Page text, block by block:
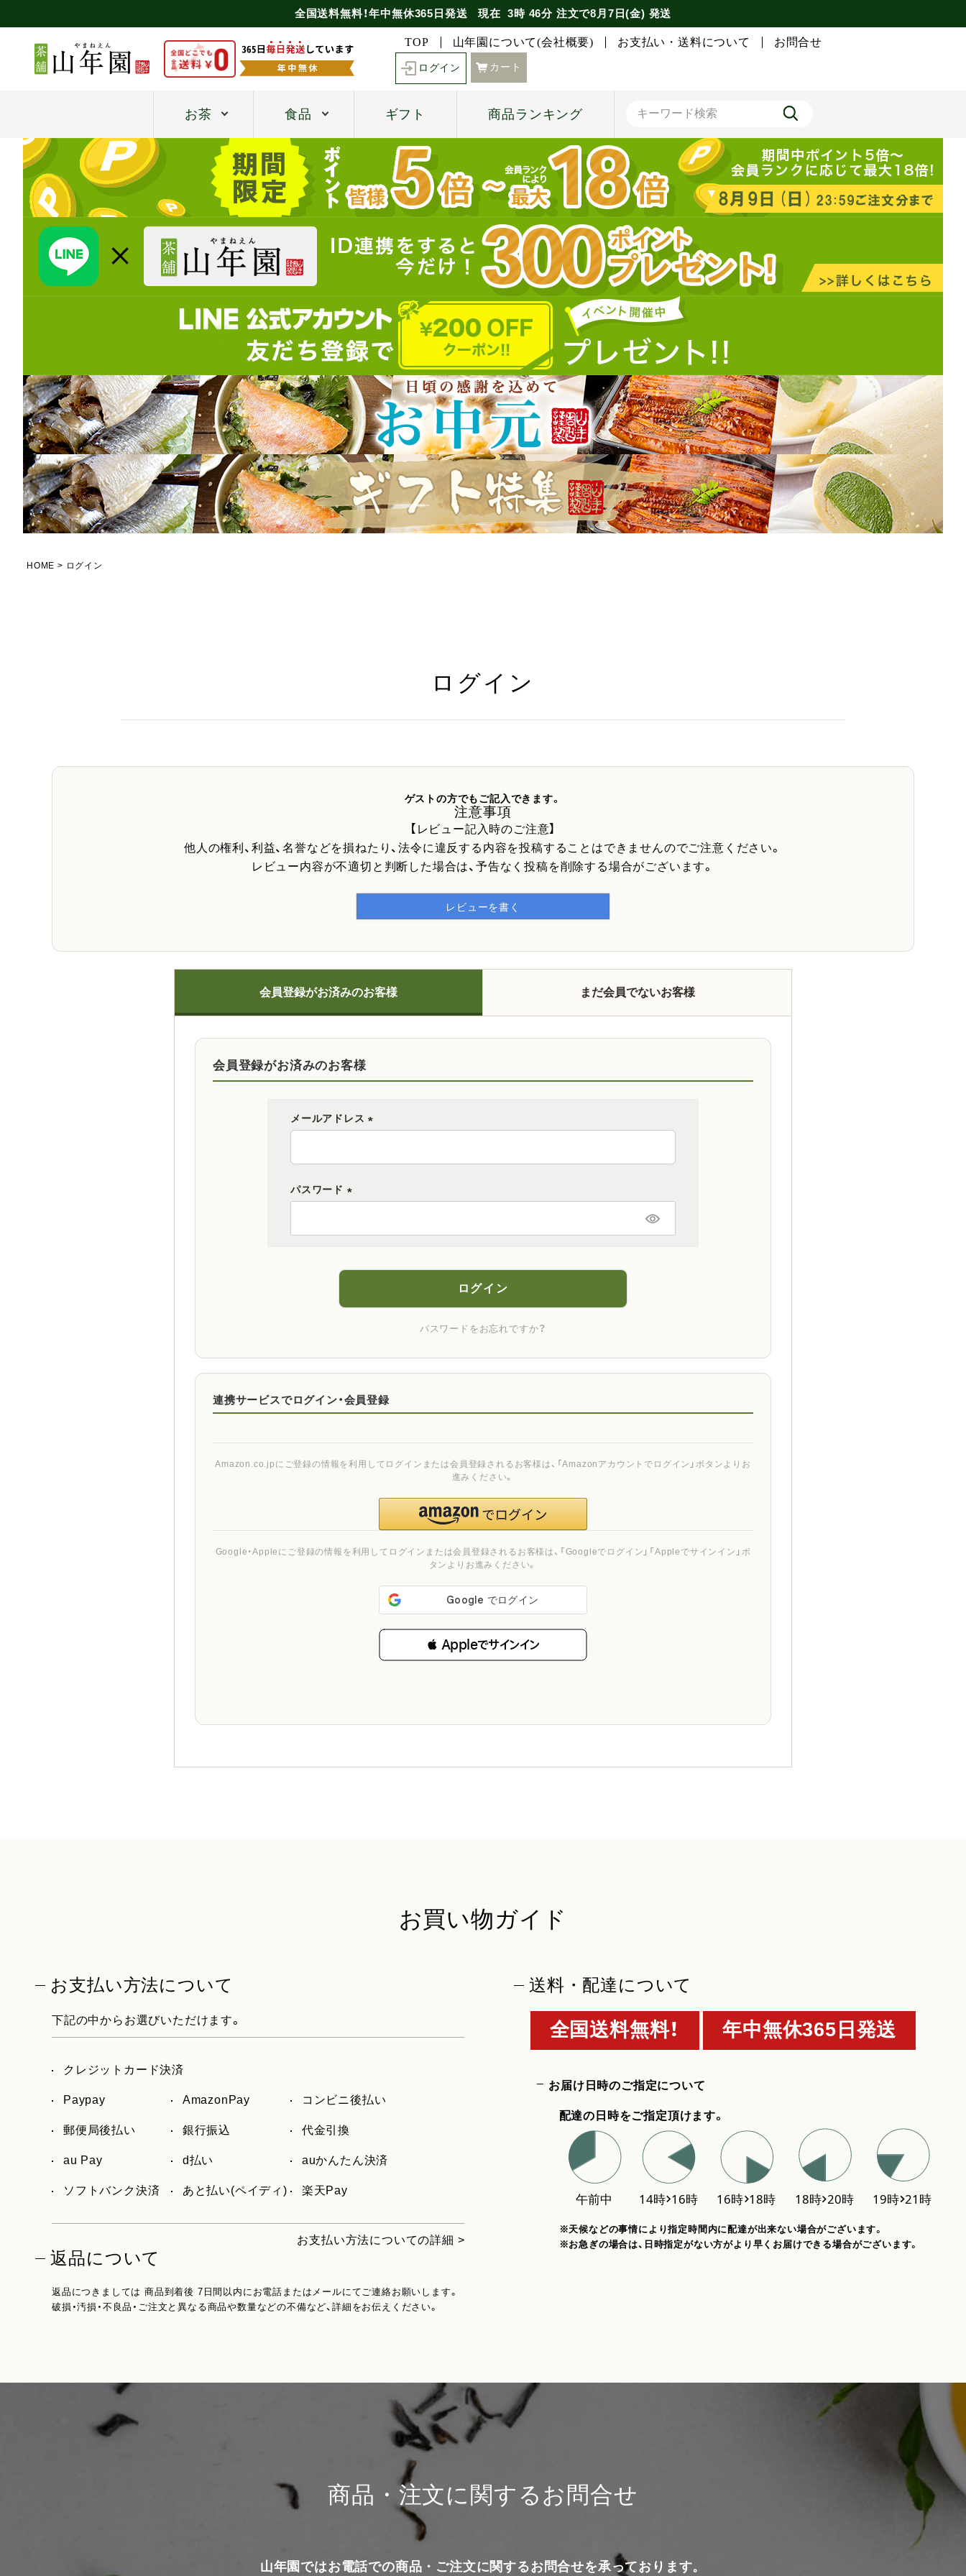
全国送料無料！年中無休365日発送 現在 3時 46分注文で8月7日(金) 発送
TOP 山年園について(会社概要) お支払い・送料について お問合せ
ログイン カート
お茶 食品 ギフト 商品ランキング
HOME ログイン
ログイン
ゲストの方でもご記入できます。
注意事項
【レビュー記入時のご注意】
他人の権利、利益、名誉などを損ねたり、法令に違反する内容を投稿することはできませんのでご注意ください。
レビュー内容が不適切と判断した場合は、予告なく投稿を削除する場合がございます。
レビューを書く
会員登録がお済みのお客様 まだ会員でないお客様
会員登録がお済みのお客様
メールアドレス
パスワード
ログイン
パスワードをお忘れですか？
連携サービスでログイン・会員登録
 Appleでサインイン
Google・Appleにご登録の情報を利用してログインまたは会員登録されるお客様は、「Googleでログイン」「Appleでサインイン」ボ
タンよりお進みください。
Amazon.co.jpにご登録の情報を利用してログインまたは会員登録されるお客様は、「Amazonアカウントでログイン」ボタンよりお
進みください。
お買い物ガイド
お支払い方法について
下記の中からお選びいただけます。
クレジットカード決済
Paypay AmazonPay コンビニ後払い
郵便局後払い 銀行振込 代金引換
au Pay d払い auかんたん決済
ソフトバンク決済 あと払い(ペイディ) 楽天Pay
お支払い方法についての詳細 >
返品について
返品につきましては 商品到着後 7日間以内にお電話またはメールにてご連絡お願いします。
破損・汚損・不良品・ご注文と異なる商品や数量などの不備など、詳細をお伝えください。
送料・配達について
全国送料無料！ 年中無休365日発送
お届け日時のご指定について
配達の日時をご指定頂けます。
※天候などの事情により指定時間内に配達が出来ない場合がございます。
※お急ぎの場合は、日時指定がない方がより早くお届けできる場合がございます。
商品・注文に関するお問合せ
山年園ではお電話での商品・ご注文に関するお問合せを承っております。